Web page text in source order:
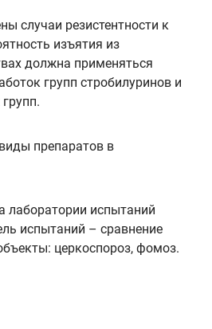
случаи резистентности к
изъятия из
должна применяться
групп стробилуринов и
препаратов в
лаборатории испытаний
испытаний – сравнение
церкоспороз, фомоз.